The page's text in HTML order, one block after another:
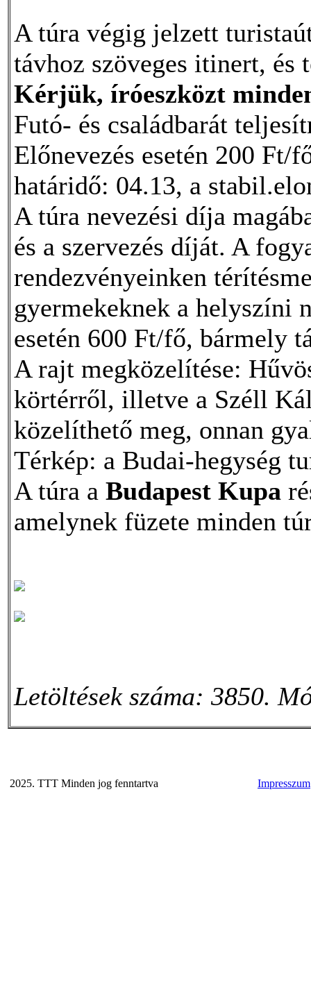
A túra végig jelzett
távhoz szöveges itinert, és
Kérjük, íróeszközt
Futó- és családbarát
Előnevezés esetén 200
határidő: 04.13, a
A túra nevezési díja
és a szervezés díját. A
rendezvényeinken
gyermekeknek a helyszíni
esetén 600 Ft/fő, bármely
A rajt megközelítése:
körtérről, illetve a Széll
közelíthető meg, onnan
Térkép: a Budai-hegység
A túra a Budapest Kupa
amelynek füzete minden
Letöltések száma: 3850.
2025. TTT Minden jog fenntartva Impresszum